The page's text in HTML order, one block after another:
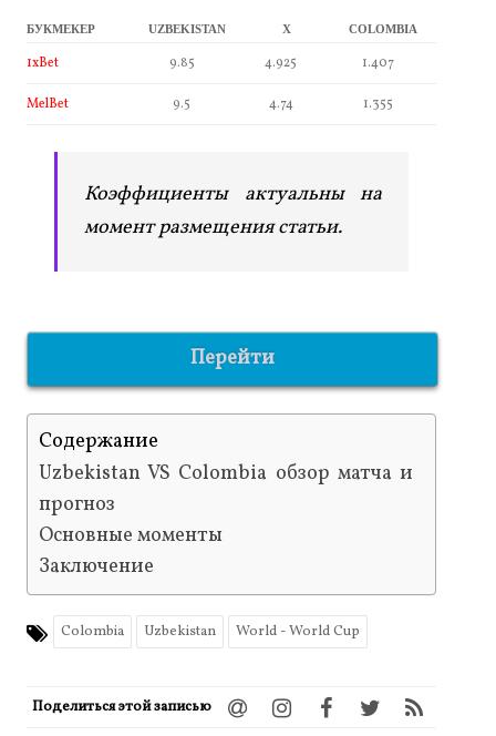
БУКМЕКЕР UZBEKISTAN X COLOMBIA
1xBet 9.85 4.925 1.407
MelBet 9.5 4.74 1.355
Коэффициенты актуальны на
момент размещения статьи.
Перейти
Содержание
Uzbekistan VS Colombia обзор матча и
прогноз
Основные моменты
Заключение
Colombia Uzbekistan World - World Cup
Поделиться этой записью